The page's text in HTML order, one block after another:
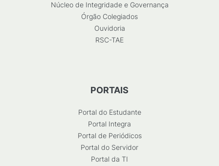
Núcleo de Integridade e Governança
Órgão Colegiados
Ouvidoria
RSC-TAE
PORTAIS
Portal do Estudante
Portal Integra
Portal de Periódicos
Portal do Servidor
Portal da TI